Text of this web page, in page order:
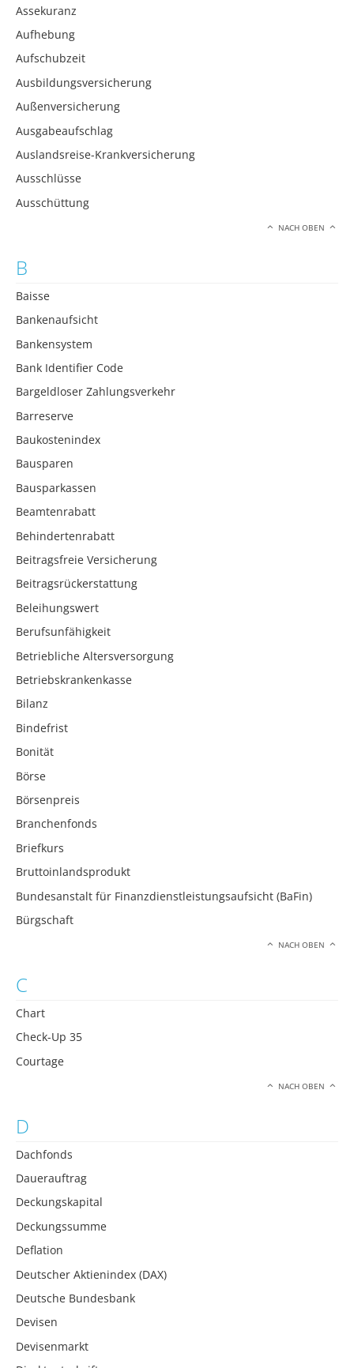
Assekuranz
Aufhebung
Aufschubzeit
Ausbildungsversicherung
Außenversicherung
Ausgabeaufschlag
Auslandsreise-Krankversicherung
Ausschlüsse
Ausschüttung
NACH OBEN
B
Baisse
Bankenaufsicht
Bankensystem
Bank Identifier Code
Bargeldloser Zahlungsverkehr
Barreserve
Baukostenindex
Bausparen
Bausparkassen
Beamtenrabatt
Behindertenrabatt
Beitragsfreie Versicherung
Beitragsrückerstattung
Beleihungswert
Berufsunfähigkeit
Betriebliche Altersversorgung
Betriebskrankenkasse
Bilanz
Bindefrist
Bonität
Börse
Börsenpreis
Branchenfonds
Briefkurs
Bruttoinlandsprodukt
Bundesanstalt für Finanzdienstleistungsaufsicht (BaFin)
Bürgschaft
NACH OBEN
C
Chart
Check-Up 35
Courtage
NACH OBEN
D
Dachfonds
Dauerauftrag
Deckungskapital
Deckungssumme
Deflation
Deutscher Aktienindex (DAX)
Deutsche Bundesbank
Devisen
Devisenmarkt